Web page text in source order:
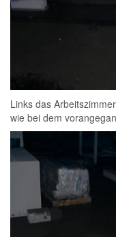
Links das
wie bei dem